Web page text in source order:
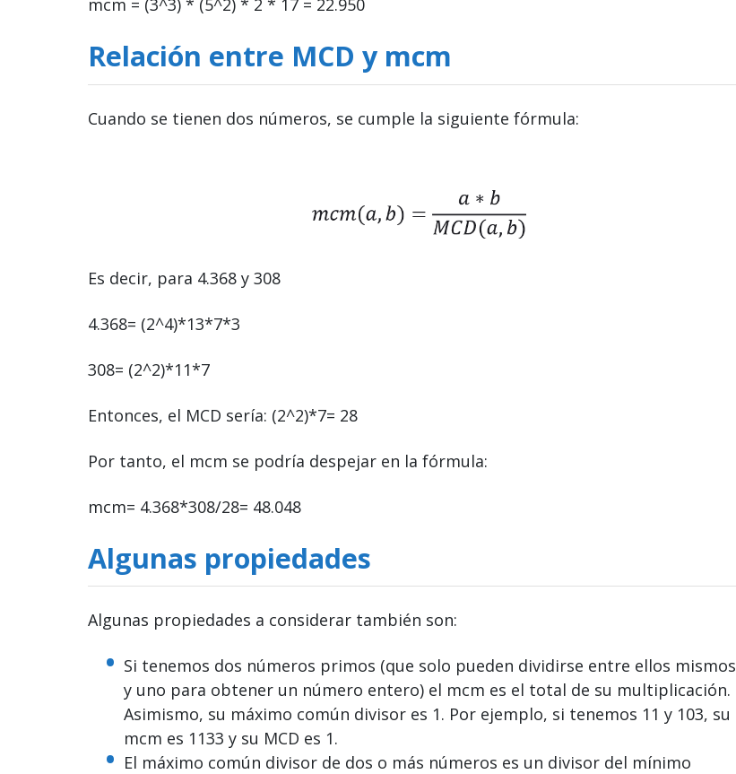
mcm = (3^3) * (5^2) * 2 * 17 = 22.950
Relación entre MCD y mcm
Cuando se tienen dos números, se cumple la siguiente fórmula:
Es decir, para 4.368 y 308
4.368= (2^4)*13*7*3
308= (2^2)*11*7
Entonces, el MCD sería: (2^2)*7= 28
Por tanto, el mcm se podría despejar en la fórmula:
mcm= 4.368*308/28= 48.048
Algunas propiedades
Algunas propiedades a considerar también son:
Si tenemos dos números primos (que solo pueden dividirse entre ellos mismos
y uno para obtener un número entero) el mcm es el total de su multiplicación.
Asimismo, su máximo común divisor es 1. Por ejemplo, si tenemos 11 y 103, su
mcm es 1133 y su MCD es 1.
El máximo común divisor de dos o más números es un divisor del mínimo